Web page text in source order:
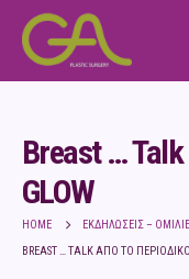
Breast … Talk
GLOW
HOME ΕΚΔΗΛΏΣΕΙΣ –
BREAST … TALK ΑΠΌ ΤΟ